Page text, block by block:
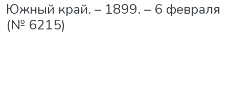
Южный край. – 1899. – 6 февраля
(№ 6215)